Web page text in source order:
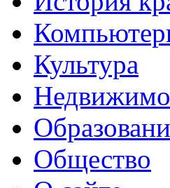
Культура
Общество